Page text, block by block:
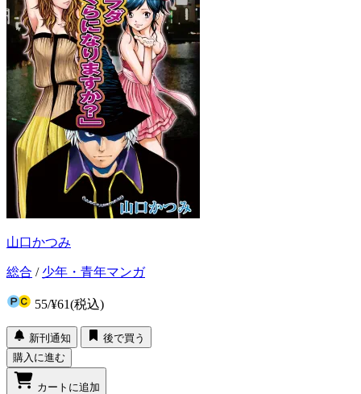
山口かつみ
総合 / 少年・青年マンガ
55/¥61(税込)
新刊通知
後で買う
購入に進む
カートに追加